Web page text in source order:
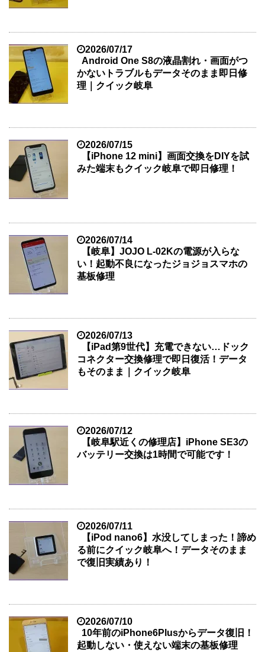
2026/07/17
Android One S8の液晶割れ・画面がつ
かないトラブルもデータそのまま即日修
理｜クイック岐阜
2026/07/15
【iPhone 12 mini】画面交換をDIYを試
みた端末もクイック岐阜で即日修理！
2026/07/14
【岐阜】JOJO L-02Kの電源が入らな
い！起動不良になったジョジョスマホの
基板修理
2026/07/13
【iPad第9世代】充電できない…ドック
コネクター交換修理で即日復活！データ
もそのまま｜クイック岐阜
2026/07/12
【岐阜駅近くの修理店】iPhone SE3の
バッテリー交換は1時間で可能です！
2026/07/11
【iPod nano6】水没してしまった！諦め
る前にクイック岐阜へ！データそのまま
で復旧実績あり！
2026/07/10
10年前のiPhone6Plusからデータ復旧！
起動しない・使えない端末の基板修理